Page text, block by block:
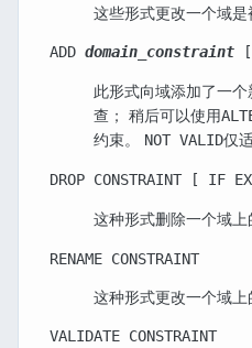
这些形式更改一个域
ADD domain_constraint [
此形式向域添加了一
查； 稍后可以使用
约束。
NOT VALID仅
DROP CONSTRAINT [ IF
这种形式删除一个域
RENAME CONSTRAINT
这种形式更改一个域上
VALIDATE CONSTRAINT